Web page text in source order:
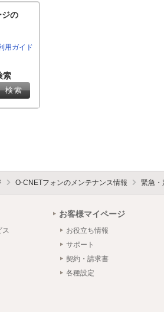
ジの
用ガイド
索
O-CNETフォンのメンテナンス情報 緊急・
ス
お客様マイページ
お役立ち情報
サポート
契約・請求書
各種設定